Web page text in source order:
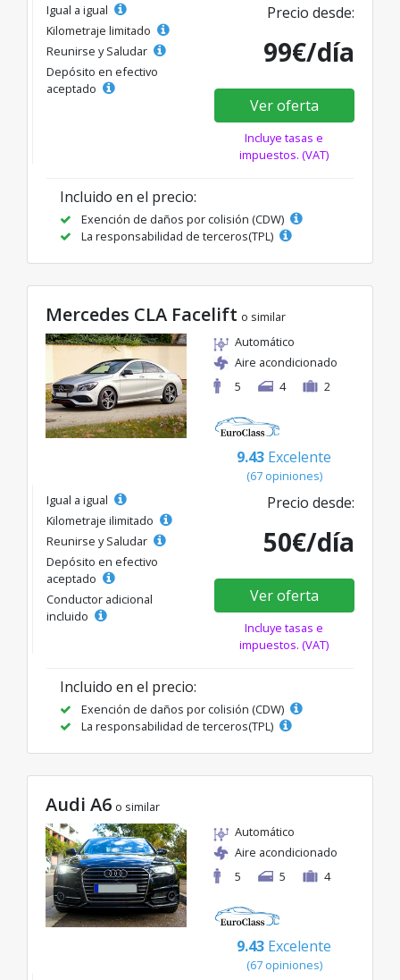
Igual a igual
Kilometraje limitado
Reunirse y Saludar
Depósito en efectivo
aceptado
Precio desde:
99€/día
Ver oferta
Incluye tasas e
impuestos. (VAT)
Incluido en el precio:
Exención de daños por colisión (CDW)
La responsabilidad de terceros(TPL)
Mercedes CLA Facelift o similar
Automático
Aire acondicionado
5
4 2
9.43 Excelente
(67 opiniones)
Igual a igual
Kilometraje ilimitado
Reunirse y Saludar
Depósito en efectivo
aceptado
Conductor adicional
incluido
Precio desde:
50€/día
Ver oferta
Incluye tasas e
impuestos. (VAT)
Incluido en el precio:
Exención de daños por colisión (CDW)
La responsabilidad de terceros(TPL)
Audi A6 o similar
Automático
Aire acondicionado
5
5 4
9.43 Excelente
(67 opiniones)